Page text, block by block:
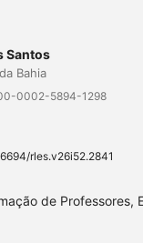
Santos
Bahia
0002-5894-1298
rles.v26i52.2841
de Professores,